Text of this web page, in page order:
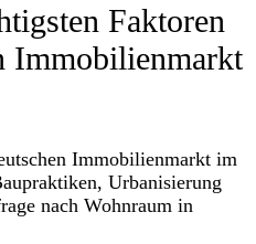
Faktoren
Immobilienmarkt
Immobilienmarkt im
Urbanisierung
nach Wohnraum in